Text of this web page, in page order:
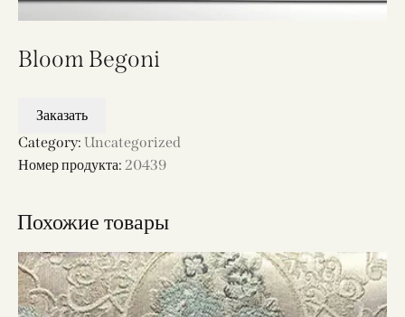
Bloom Begoni
Заказать
Category: Uncategorized
Номер продукта: 20439
Похожие товары